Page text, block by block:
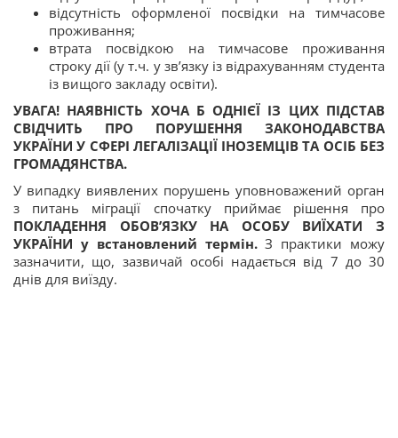
відсутність оформленої посвідки на тимчасове
проживання;
втрата посвідкою на тимчасове проживання
строку дії (у т.ч. у зв’язку із відрахуванням студента
із вищого закладу освіти).
УВАГА! НАЯВНІСТЬ ХОЧА Б ОДНІЄЇ ІЗ ЦИХ ПІДСТАВ
СВІДЧИТЬ ПРО ПОРУШЕННЯ ЗАКОНОДАВСТВА
УКРАЇНИ У СФЕРІ ЛЕГАЛІЗАЦІЇ ІНОЗЕМЦІВ ТА ОСІБ БЕЗ
ГРОМАДЯНСТВА.
У випадку виявлених порушень уповноважений орган
з питань міграції спочатку приймає рішення про
ПОКЛАДЕННЯ ОБОВ’ЯЗКУ НА ОСОБУ ВИЇХАТИ З
УКРАЇНИ у встановлений термін.З практики можу
зазначити, що, зазвичай особі надається від 7 до 30
днів для виїзду.